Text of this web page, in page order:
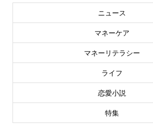
ニュース
マネーケア
マネーリテラシー
ライフ
恋愛小説
特集